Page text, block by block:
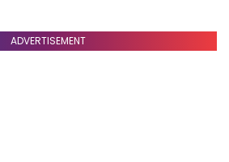
ADVERTISEMENT